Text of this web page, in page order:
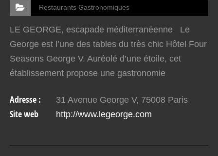
Restaurants Gastronomiques
LE GEORGE, escapade méditerranéenne Le
George est l’une des tables du très chic Hôtel Four
Seasons George V. Auréolé d’une étoile, cet
établissement propose une gastronomie
convivialité, dans une…
Adresse : 31 Avenue George V, 75008 Paris
Site web http://www.legeorge.com